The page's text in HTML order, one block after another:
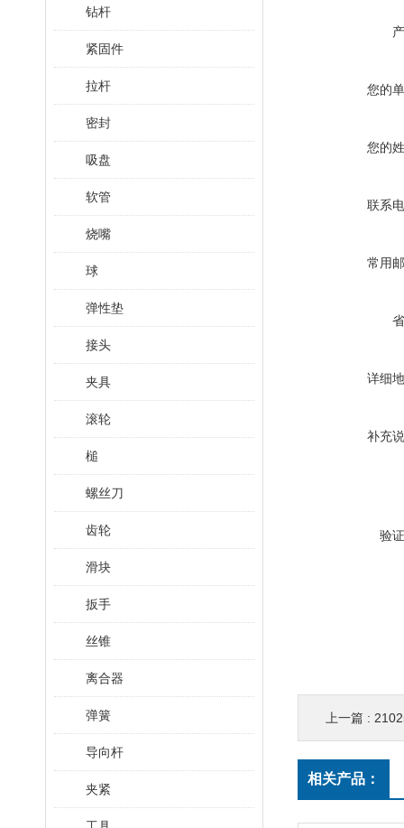
钻杆
紧固件
拉杆
密封
吸盘
软管
烧嘴
球
弹性垫
接头
夹具
滚轮
槌
螺丝刀
齿轮
滑块
扳手
丝锥
离合器
弹簧
导向杆
夹紧
您的
您的
联系
常用
详细
补充
验
上一篇 :
相关产品：